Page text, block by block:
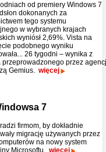
od premiery Windows 7
dokonanych za
tego systemu
w wybranych krajach
wyniósł 2,69%. Vista na
podobnego wyniku
26 tygodni – wynika z
przeprowadzonego przez
Gemius. więcej
7
firmom, by dokładnie
migrację używanych przez
na nowy system
Microsoftu. więcej